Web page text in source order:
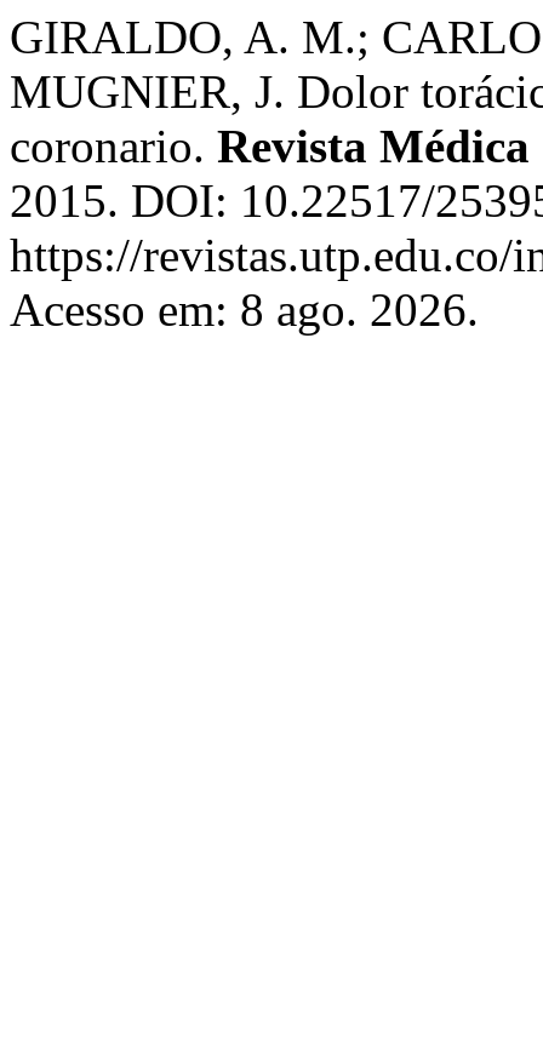
GIRALDO, A. M.;
MUGNIER, J. Dolor
coronario. Revista
2015. DOI: 10.22517/
https://revistas.utp.edu.co/
Acesso em: 8 ago. 2026.